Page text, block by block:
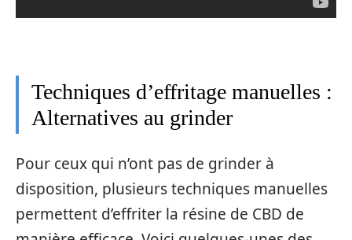
Techniques d’effritage manuelles :
Alternatives au grinder
Pour ceux qui n’ont pas de grinder à
disposition, plusieurs techniques manuelles
permettent d’effriter la résine de CBD de